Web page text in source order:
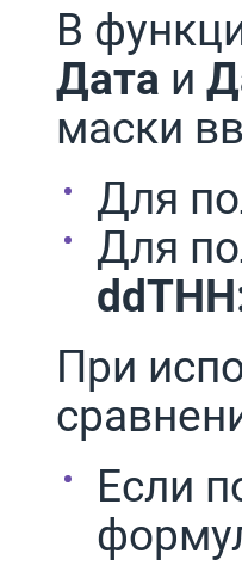
В
Дата и
маски
Для
Для
При
Если